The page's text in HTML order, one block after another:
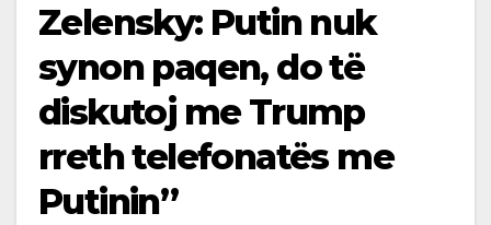
Zelensky: Putin nuk
synon paqen, do të
diskutoj me Trump
rreth telefonatës me
Putinin”